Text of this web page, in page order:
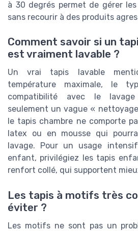
à 30 degrés permet de gérer
sans recourir à des produits
Comment savoir si un
est vraiment lavable ?
Un vrai tapis lavable
température maximale, le
compatibilité avec le
seulement un vague «
le tapis chambre ne comporte
latex ou en mousse qui
lavage. Pour un usage
enfant, privilégiez les tapis
renfort collé, qui supportent
Les tapis à motifs très
éviter ?
Les motifs ne sont pas un